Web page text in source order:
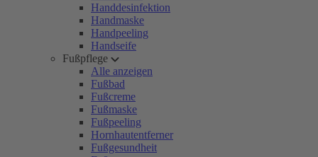
Handdesinfektion
Handmaske
Handpeeling
Handseife
Fußpflege
Alle anzeigen
Fußbad
Fußcreme
Fußmaske
Fußpeeling
Hornhautentferner
Fußgesundheit